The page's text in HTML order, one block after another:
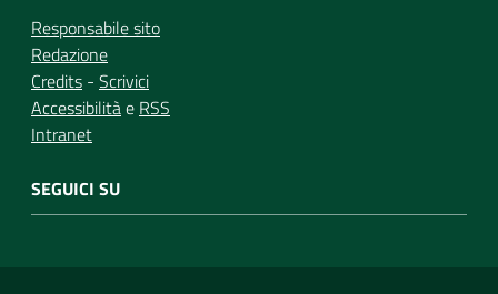
Responsabile sito
Redazione
Credits - Scrivici
Accessibilitàe RSS
Intranet
SEGUICI SU